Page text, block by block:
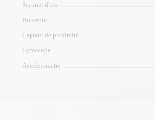
Scanner d'iris
Boussole
Capteur de proximité
Gyroscope
Acceleromètre